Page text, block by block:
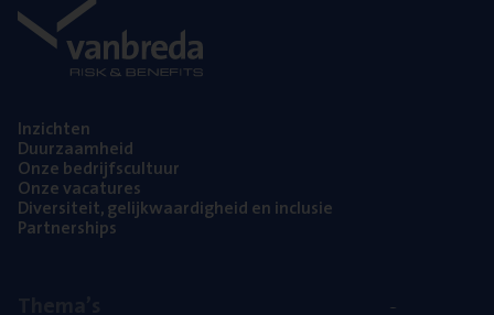
Inzich­ten
Duur­zaam­heid
Onze bedrijfs­cul­tuur
Onze vaca­tu­res
Diver­si­teit, gelijk­waar­dig­heid en inclusie
Part­ner­ships